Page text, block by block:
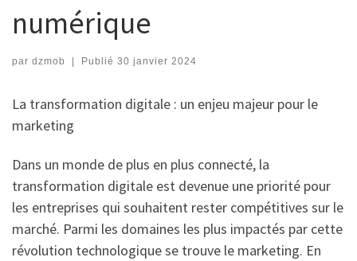
numérique
par dzmob | Publié 30 janvier 2024
La transformation digitale : un enjeu majeur pour le
marketing
Dans un monde de plus en plus connecté, la
transformation digitale est devenue une priorité pour
les entreprises qui souhaitent rester compétitives sur le
marché. Parmi les domaines les plus impactés par cette
révolution technologique se trouve le marketing. En